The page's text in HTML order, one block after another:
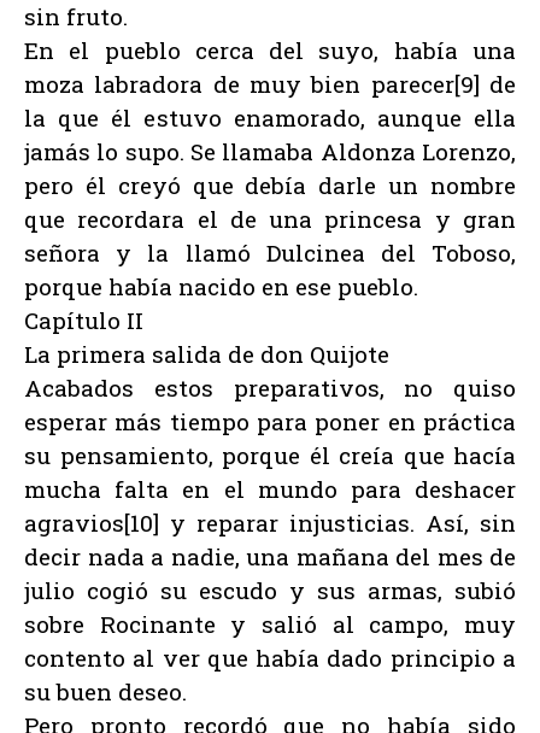
sin fruto.
En el pueblo cerca del suyo, había una
moza labradora de muy bien parecer[9] de
la que él estuvo enamorado, aunque ella
jamás lo supo. Se llamaba Aldonza Lorenzo,
pero él creyó que debía darle un nombre
que recordara el de una princesa y gran
señora y la llamó Dulcinea del Toboso,
porque había nacido en ese pueblo.
Capítulo II
La primera salida de don Quijote
Acabados estos preparativos, no quiso
esperar más tiempo para poner en práctica
su pensamiento, porque él creía que hacía
mucha falta en el mundo para deshacer
agravios[10] y reparar injusticias. Así, sin
decir nada a nadie, una mañana del mes de
julio cogió su escudo y sus armas, subió
sobre Rocinante y salió al campo, muy
contento al ver que había dado principio a
su buen deseo.
Pero pronto recordó que no había sido